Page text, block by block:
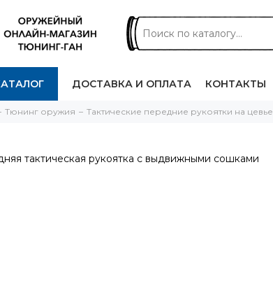
ДОСТАВКА И ОПЛАТА КОНТАКТЫ
Тюнинг оружия Тактические передние рукоятки на цевье